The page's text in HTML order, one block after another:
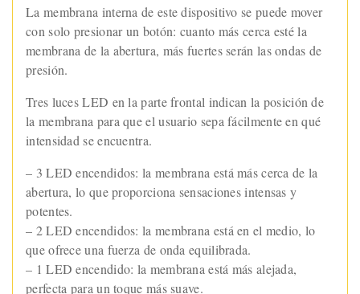
La membrana interna de este dispositivo se puede mover
con solo presionar un botón: cuanto más cerca esté la
membrana de la abertura, más fuertes serán las ondas de
presión.
Tres luces LED en la parte frontal indican la posición de
la membrana para que el usuario sepa fácilmente en qué
intensidad se encuentra.
– 3 LED encendidos: la membrana está más cerca de la
abertura, lo que proporciona sensaciones intensas y
potentes.
– 2 LED encendidos: la membrana está en el medio, lo
que ofrece una fuerza de onda equilibrada.
– 1 LED encendido: la membrana está más alejada,
perfecta para un toque más suave.